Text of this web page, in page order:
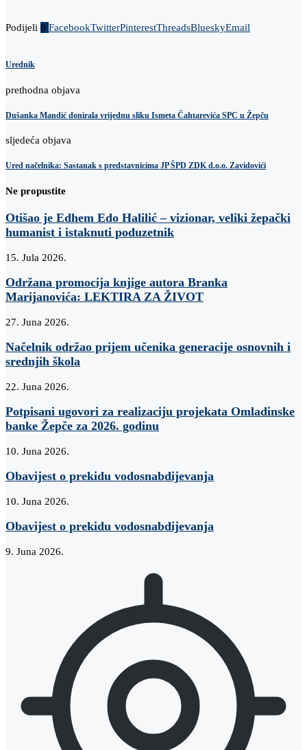
Podijeli 0 FacebookTwitterPinterestThreadsBlueskyEmail
Urednik
prethodna objava
Dušanka Mandić donirala vrijednu sliku Ismeta Čahtarevića SPC u Žepču
sljedeća objava
Ured načelnika: Sastanak s predstavnicima JP ŠPD ZDK d.o.o. Zavidovići
Ne propustite
Otišao je Edhem Edo Halilić – vizionar, veliki žepački
humanist i istaknuti poduzetnik
15. Jula 2026.
Održana promocija knjige autora Branka
Marijanovića: LEKTIRA ZA ŽIVOT
27. Juna 2026.
Načelnik održao prijem učenika generacije osnovnih i
srednjih škola
22. Juna 2026.
Potpisani ugovori za realizaciju projekata Omladinske
banke Žepče za 2026. godinu
10. Juna 2026.
Obavijest o prekidu vodosnabdijevanja
10. Juna 2026.
Obavijest o prekidu vodosnabdijevanja
9. Juna 2026.